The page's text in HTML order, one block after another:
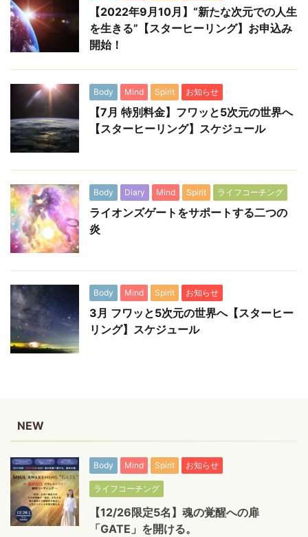
【2022年9月10月】“新たな次元での人生
を生きる”【スターヒーリング】お申込み
開始！
Body Mind Spirit お知らせ
【7月 特別料金】フワッと5次元の世界へ
【スターヒーリング】スケジュール
Body Diary Mind Spirit ライフコーチング
ライオンズゲートをサポートする二つの
炎
Body Mind Spirit お知らせ
3月 フワッと5次元の世界へ【スターヒー
リング】スケジュール
NEW
Body Mind Spirit お知らせ
ライフコーチング
【12/26限定5名】魂の覚醒への扉
「GATE」を開ける。